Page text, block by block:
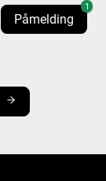
Påmelding
1